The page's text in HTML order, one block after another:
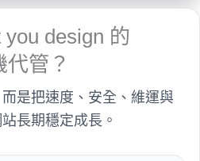
design 的
管？
是把速度、安全、維運與
長期穩定成長。